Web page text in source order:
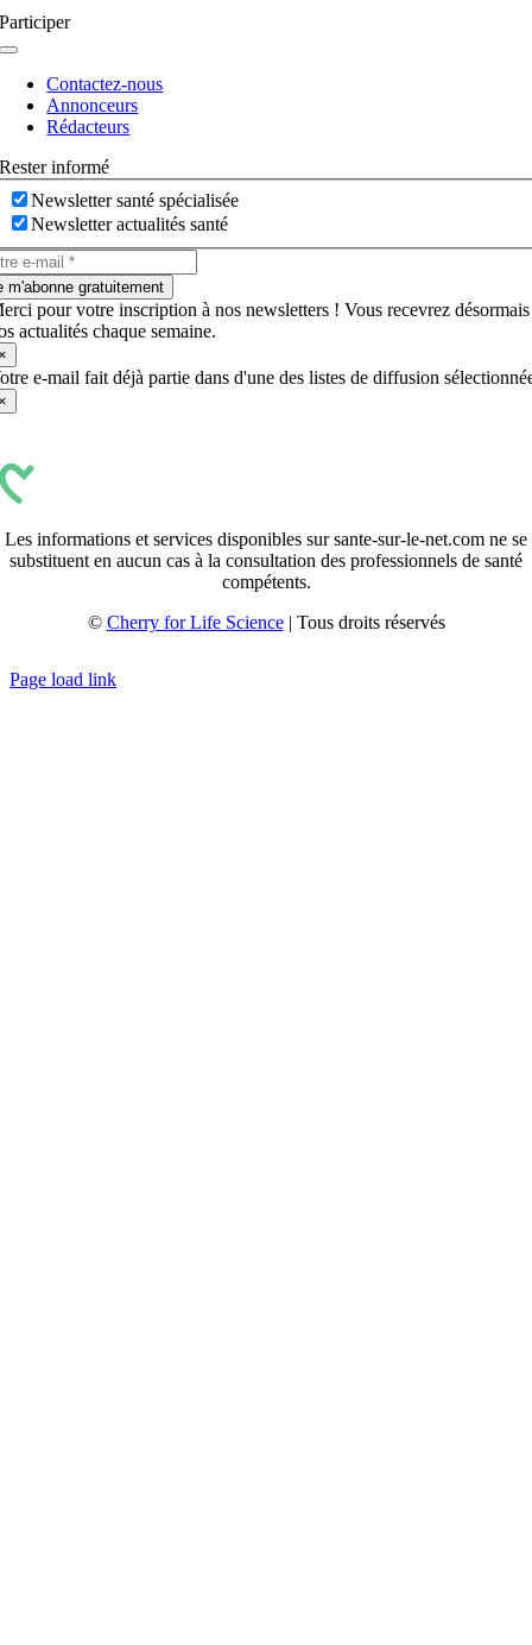
Participer
Navigation
basculeContactez-nous
Annonceurs
Rédacteurs
Rester informé
Newsletter santé spécialisée
Newsletter actualités santé
m'abonne gratuitement
pour votre inscription à nos newsletters ! Vous recevrez désormais
actualités chaque semaine.
e-mail fait déjà partie dans d'une des listes de diffusion
Les informations et services disponibles sur sante-sur-le-net.com ne se
substituent en aucun cas à la consultation des professionnels de santé
compétents.
© Cherry for Life Science| Tous droits réservés
Page load link